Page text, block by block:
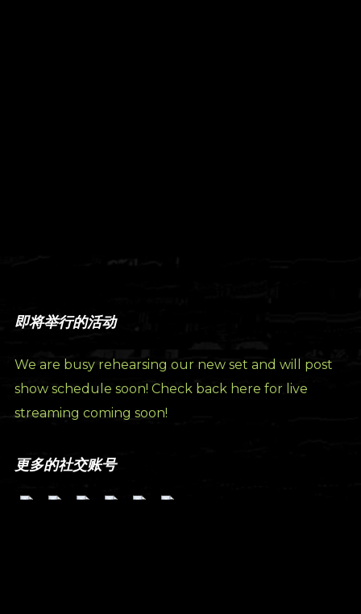
即将举行的活动
We are busy rehearsing our new set and will post
show schedule soon! Check back here for live
streaming coming soon!
更多的社交账号